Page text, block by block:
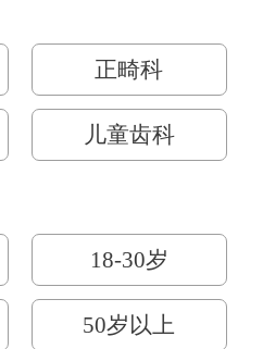
正畸科
儿童齿科
18-30岁
50岁以上